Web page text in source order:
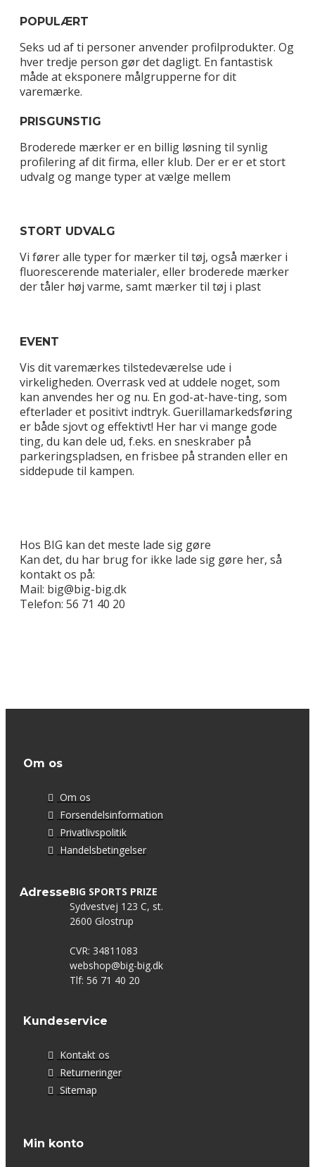
POPULÆRT
Seks ud af ti personer anvender profilprodukter. Og
hver tredje person gør det dagligt. En fantastisk
måde at eksponere målgrupperne for dit
varemærke.
PRISGUNSTIG
Broderede mærker er en billig løsning til synlig
profilering af dit firma, eller klub. Der er er et stort
udvalg og mange typer at vælge mellem
STORT UDVALG
Vi fører alle typer for mærker til tøj, også mærker i
fluorescerende materialer, eller broderede mærker
der tåler høj varme, samt mærker til tøj i plast
EVENT
Vis dit varemærkes tilstedeværelse ude i
virkeligheden. Overrask ved at uddele noget, som
kan anvendes her og nu. En god-at-have-ting, som
efterlader et positivt indtryk. Guerillamarkedsføring
er både sjovt og effektivt! Her har vi mange gode
ting, du kan dele ud, f.eks. en sneskraber på
parkeringspladsen, en frisbee på stranden eller en
siddepude til kampen.
Hos BIG kan det meste lade sig gøre
Kan det, du har brug for ikke lade sig gøre her, så
kontakt os på:
Mail: big@big-big.dk
Telefon: 56 71 40 20
Om os
Om os
Forsendelsinformation
Privatlivspolitik
Handelsbetingelser
AdresseBIG SPORTS PRIZE
Sydvestvej 123 C, st.
2600 Glostrup
CVR: 34811083
webshop@big-big.dk
Tlf: 56 71 40 20
Kundeservice
Kontakt os
Returneringer
Sitemap
Min konto